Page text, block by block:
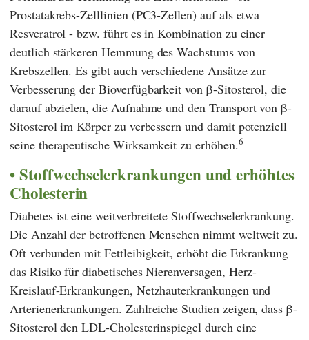
Prostatakrebs-Zelllinien (PC3-Zellen) auf als etwa
Resveratrol - bzw. führt es in Kombination zu einer
deutlich stärkeren Hemmung des Wachstums von
Krebszellen. Es gibt auch verschiedene Ansätze zur
Verbesserung der Bioverfügbarkeit von β-Sitosterol, die
darauf abzielen, die Aufnahme und den Transport von β-
Sitosterol im Körper zu verbessern und damit potenziell
seine therapeutische Wirksamkeit zu erhöhen.6
Stoffwechselerkrankungen und erhöhtes
Cholesterin
Diabetes ist eine weitverbreitete Stoffwechselerkrankung.
Die Anzahl der betroffenen Menschen nimmt weltweit zu.
Oft verbunden mit Fettleibigkeit, erhöht die Erkrankung
das Risiko für diabetisches Nierenversagen, Herz-
Kreislauf-Erkrankungen, Netzhauterkrankungen und
Arterienerkrankungen. Zahlreiche Studien zeigen, dass β-
Sitosterol den LDL-Cholesterinspiegel durch eine